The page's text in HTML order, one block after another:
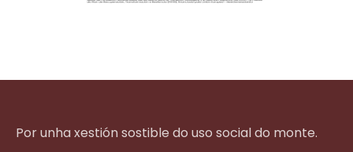
Por unha xestión sostible do uso social do monte.